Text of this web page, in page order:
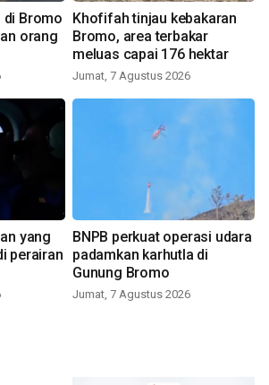
di Bromo
orang
Khofifah tinjau kebakaran
Bromo, area terbakar
meluas capai 176 hektar
Jumat, 7 Agustus 2026
yang
perairan
BNPB perkuat operasi udara
padamkan karhutla di
Gunung Bromo
Jumat, 7 Agustus 2026